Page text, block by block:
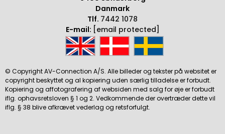
Danmark
Tlf. 7442 1078
E-mail: [email protected]
© Copyright AV-Connection A/S. Alle billeder og tekster på websitet er
copyright beskyttet og al kopiering uden særlig tilladelse er forbudt.
Kopiering og affotografering af websiden med salg for øje er forbudt
iflg. ophavsretsloven § 1 og 2. Vedkommende der overtræder dette vil
iflg. § 38 blive afkrævet vederlag og retsforfulgt.